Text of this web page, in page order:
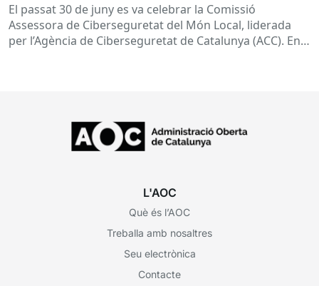
El passat 30 de juny es va celebrar la Comissió
Assessora de Ciberseguretat del Món Local, liderada
per l’Agència de Ciberseguretat de Catalunya (ACC). En
L'AOC
Què és l’AOC
Treballa amb nosaltres
Seu electrònica
Contacte